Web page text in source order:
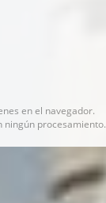
en el navegador.
ningún procesamiento.